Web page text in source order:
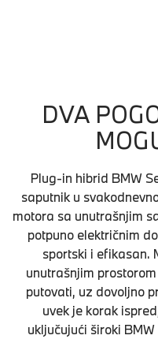
DVA
Plug-in hibrid BMW
saputnik u
motora sa unutrašnjim
potpuno električnim
sportski i efikasan.
unutrašnjim
putovati, uz dovoljno
uvek je korak
uključujući široki